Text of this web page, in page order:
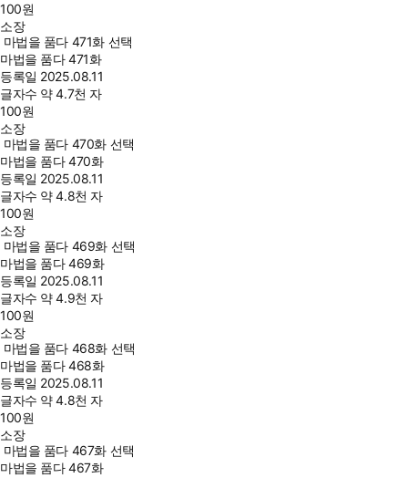
100원
소장
마법을 품다 471화 선택
마법을 품다 471화
등록일 2025.08.11
글자수 약 4.7천 자
100원
소장
마법을 품다 470화 선택
마법을 품다 470화
등록일 2025.08.11
글자수 약 4.8천 자
100원
소장
마법을 품다 469화 선택
마법을 품다 469화
등록일 2025.08.11
글자수 약 4.9천 자
100원
소장
마법을 품다 468화 선택
마법을 품다 468화
등록일 2025.08.11
글자수 약 4.8천 자
100원
소장
마법을 품다 467화 선택
마법을 품다 467화